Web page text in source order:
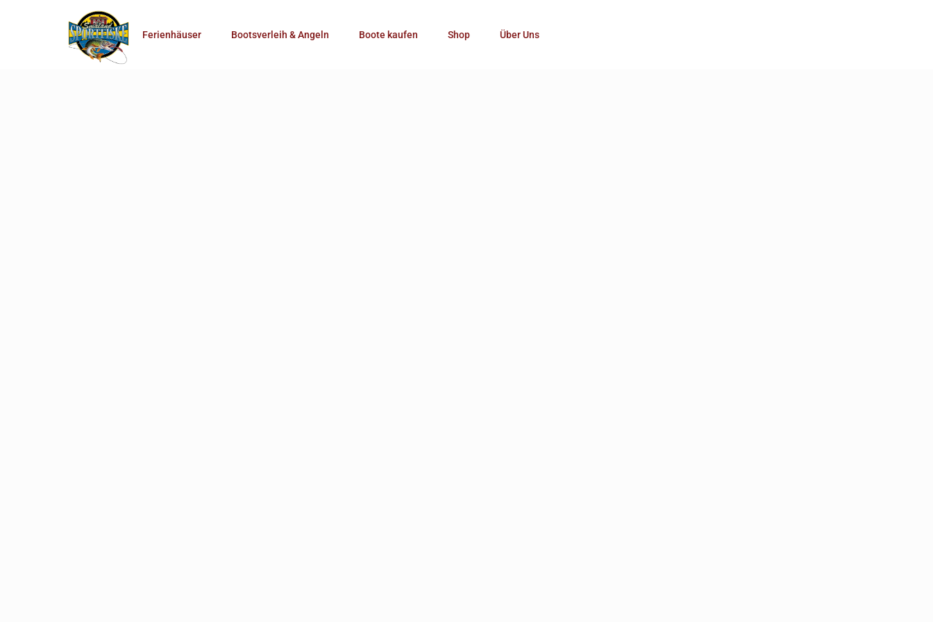
Ferienhäuser Bootsverleih & Angeln Boote kaufen Shop Über Uns
Mehr Suchoptionen